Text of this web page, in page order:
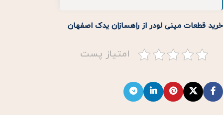
خرید قطعات مینی لودر از راهسازان یدک اصفهان
امتیاز پست